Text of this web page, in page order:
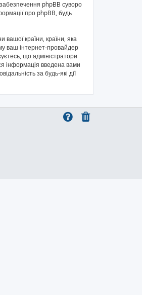
phpBB суворо
про phpBB, будь
вашої країни, країни, яка
ваш інтернет-провайдер
що адміністратори
інформація введена вами
за будь-які дії